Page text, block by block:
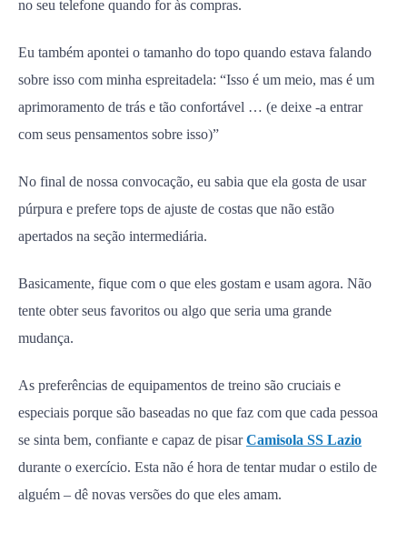
no seu telefone quando for às compras.
Eu também apontei o tamanho do topo quando estava falando
sobre isso com minha espreitadela: “Isso é um meio, mas é um
aprimoramento de trás e tão confortável … (e deixe -a entrar
com seus pensamentos sobre isso)”
No final de nossa convocação, eu sabia que ela gosta de usar
púrpura e prefere tops de ajuste de costas que não estão
apertados na seção intermediária.
Basicamente, fique com o que eles gostam e usam agora. Não
tente obter seus favoritos ou algo que seria uma grande
mudança.
As preferências de equipamentos de treino são cruciais e
especiais porque são baseadas no que faz com que cada pessoa
se sinta bem, confiante e capaz de pisarCamisola SS Lazio
durante o exercício. Esta não é hora de tentar mudar o estilo de
alguém – dê novas versões do que eles amam.